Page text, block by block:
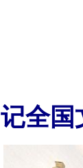
记全国